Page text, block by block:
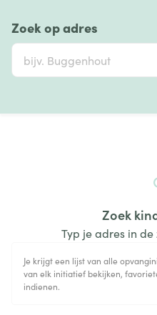
Zoek op adres
Zoek
Typ je adres in
Je krijgt een lijst van alle
van elk initiatief bekijken,
indienen.